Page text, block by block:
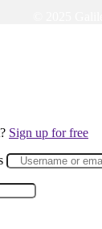
Sign up for free